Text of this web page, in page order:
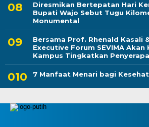
Diresmikan Bertepatan Hari
Bupati Wajo Sebut Tugu
Monumental
Bersama Prof. Rhenald Kasali
Executive Forum SEVIMA
Kampus Tingkatkan
7 Manfaat Menari bagi